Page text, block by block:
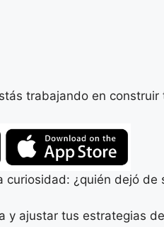
trabajando en
¿quién dejó de
y ajustar tus estrategias